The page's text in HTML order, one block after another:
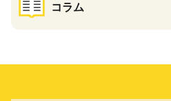
コラム